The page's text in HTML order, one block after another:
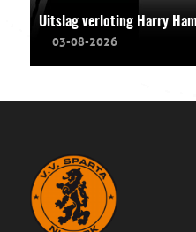
Uitslag verloting Harry
03-08-2026